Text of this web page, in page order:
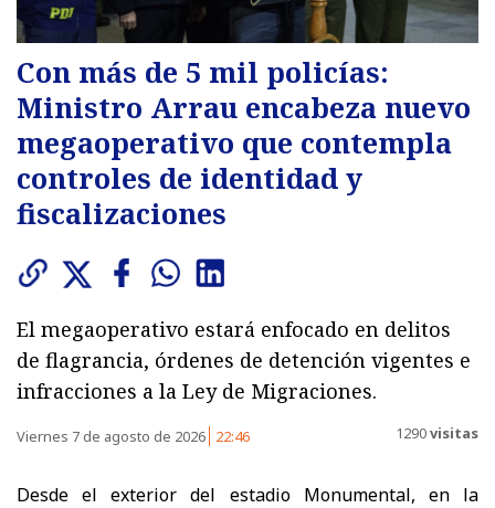
Con más de 5 mil policías:
Ministro Arrau encabeza nuevo
megaoperativo que contempla
controles de identidad y
fiscalizaciones
El megaoperativo estará enfocado en delitos
de flagrancia, órdenes de detención vigentes e
infracciones a la Ley de Migraciones.
Viernes 7 de agosto de 2026 22:46 1290visitas
Desde el exterior del estadio Monumental, en la